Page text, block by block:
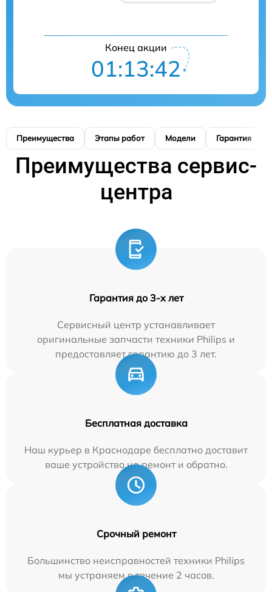
Конец акции
01:13:41
Преимущества Этапы работ Модели Гарантия
Преимущества сервис-
центра
Гарантия до 3-х лет
Сервисный центр устанавливает
оригинальные запчасти техники Philips и
предоставляет гарантию до 3 лет.
Бесплатная доставка
Наш курьер в Краснодаре бесплатно доставит
ваше устройство на ремонт и обратно.
Срочный ремонт
Большинство неисправностей техники Philips
мы устраняем в течение 2 часов.